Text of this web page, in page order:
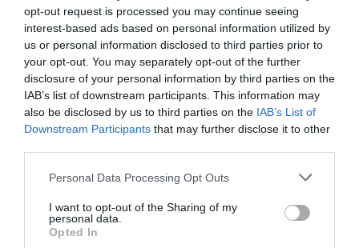
opt-out request is processed you may continue seeing
interest-based ads based on personal information utilized by
us or personal information disclosed to third parties prior to
your opt-out. You may separately opt-out of the further
disclosure of your personal information by third parties on the
IAB’s list of downstream participants. This information may
also be disclosed by us to third parties on the IAB’s List of
Downstream Participants that may further disclose it to other
Personal Data Processing Opt Outs
I want to opt-out of the Sharing of my
personal data.
Opted In
SOCIEDAD
La batalla no es solo “híbrida” ni
“biopolítica”, sino espiritual... y la ganará la
Virgen
Gabriel Galdón 08/08/26 06:00
SOCIEDAD
Eslovaquia no admite el gaymonio...
bendecido en otros miembros de la Unión
Europea
Eulogio López 08/08/26 06:00
ECONOMÍA
Seamos más responsables: no siempre el
banco tiene la culpa